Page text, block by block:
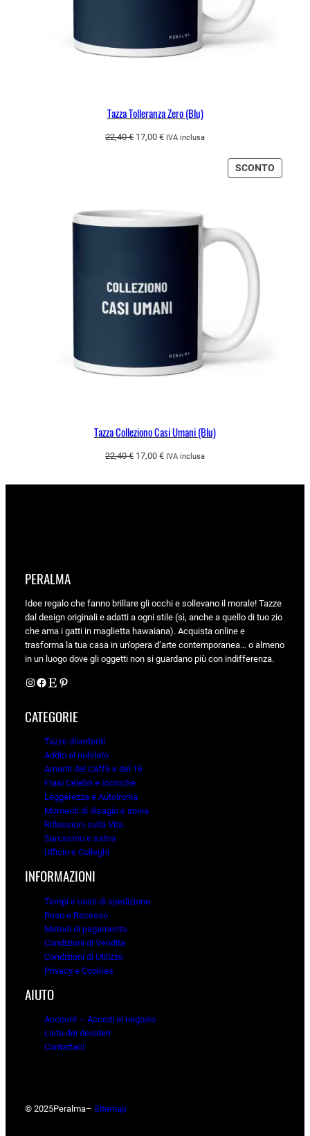
Tazza Tolleranza Zero (Blu)
22,40€ Il17,00 €IlIVA inclusa
SCONTO
IN
Tazza Colleziono Casi Umani (Blu)
22,40€ Il
originale
17,00 €Il
attuale
IVA inclusa
PERALMA
Idee regalo che fanno brillare gli occhi e sollevano il morale! Tazze
dal design originali e adatti a ogni stile (sì, anche a quello di tuo zio
che ama i gatti in maglietta hawaiana). Acquista online e
trasforma la tua casa in un’opera d’arte contemporanea… o almeno
in un luogo dove gli oggetti non si guardano più con indifferenza.
Instagram Facebook Etsy Pinterest
CATEGORIE
Tazze divertenti
Addio al nubilato
Amanti del Caffè e del Tè
Frasi Celebri e Iconiche
Leggerezza e Autoironia
Momenti di disagio e ironia
Riflessioni sulla Vita
Sarcasmo e satira
Ufficio e Colleghi
INFORMAZIONI
Tempi e costi di spedizione
Reso e Recesso
Metodi di pagamento
Condizioni di Vendita
Condizioni di Utilizzo
Privacy e Cookies
AIUTO
Account – Accedi al negozio
Lista dei desideri
Contattaci
© 2025Peralma– Sitemap